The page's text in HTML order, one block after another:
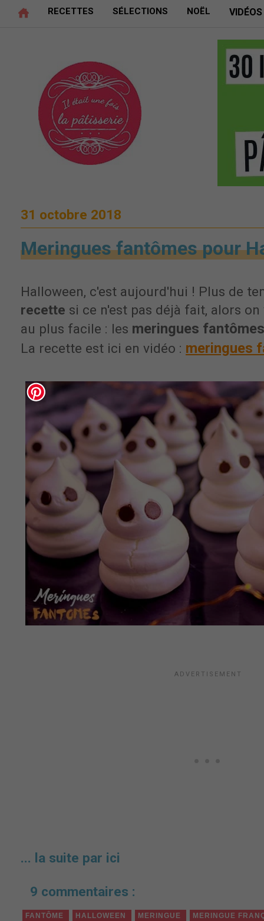
RECETTES SÉLECTIONS NOËL VIDÉOS
31 octobre 2018
Meringues fantômes pour
Halloween, c'est aujourd'hui ! Plus de
recette si ce n'est pas déjà fait, alors
au plus facile : les meringues fantômes
La recette est ici en vidéo : meringues
... la suite par ici
9 commentaires :
FANTÔME HALLOWEEN MERINGUE MERINGUE